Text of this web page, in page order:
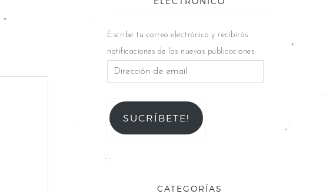
*
Escribe tu correo electrónico y recibirás
notificaciones de las nuevas publicaciones.
SUCRÍBETE!
CATEGORÍAS